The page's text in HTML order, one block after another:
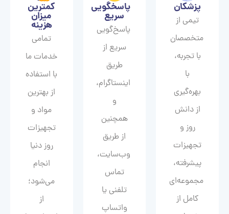
پزشکان
تیمی از
متخصصان
با تجربه،
با
بهره‌گیری
از دانش
روز و
تجهیزات
پیشرفته،
مجموعه‌ای
کامل از
پاسخگویی
سریع
پاسخ‌گویی
سریع از
طریق
اینستاگرام،
و
همچنین
از طریق
وب‌سایت،
تماس
تلفنی یا
واتساپ
کمترین
میزان
هزینه
تمامی
خدمات ما
با استفاده
از بهترین
مواد و
تجهیزات
روز دنیا
انجام
می‌شود؛
از